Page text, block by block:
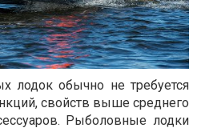
лодок обычно не требуется
свойств выше среднего
Рыболовные лодки